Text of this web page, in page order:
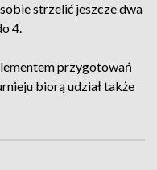
strzelić jeszcze dwa
4.
przygotowań
biorą udział także